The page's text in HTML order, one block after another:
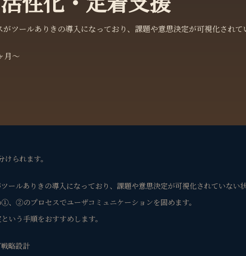
がツールありきの導入になっており、課題や意思決定が可視化さ
月〜
られます。
ールありきの導入になっており、課題や意思決定が可視化されていない状
、②のプロセスでユーザコミュニケーションを固めます。
いう手順をおすすめします。
略設計